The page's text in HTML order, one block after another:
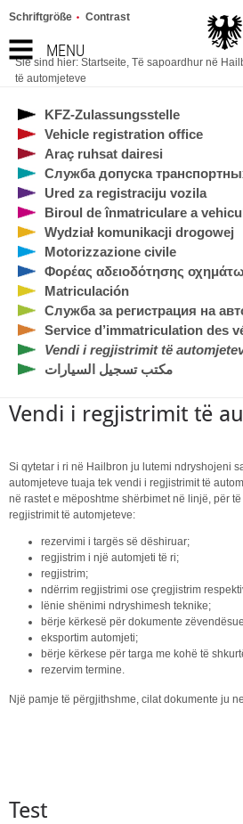
MENU
Schriftgröße Contrast
Sie sind hier: Startseite, Të sapoardhur në
të automjeteve
KFZ-Zulassungsstelle
Vehicle registration office
Araç ruhsat dairesi
Служба допуска
Ured za registraciju vozila
Biroul de înmatriculare a
Wydział komunikacji drogowej
Motorizzazione civile
Φορέας αδειοδότησης
Matriculación
Служба за регистрация на
Service d’immatriculation des
Vendi i regjistrimit të
مكتب تسجيل السيارات
Vendi i regjistrimit të
Si qytetar i ri në Hailbron ju lutemi ndryshojeni
automjeteve tuaja tek vendi i regjistrimit të
në rastet e mëposhtme shërbimet në linjë, për
regjistrimit të automjeteve:
rezervimi i targës së dëshiruar;
regjistrim i një automjeti të ri;
regjistrim;
ndërrim regjistrimi ose çregjistrim
lënie shënimi ndryshimesh teknike;
bërje kërkesë për dokumente
eksportim automjeti;
bërje kërkese për targa me kohë të
rezervim termine.
Një pamje të përgjithshme, cilat dokumente ju
Test